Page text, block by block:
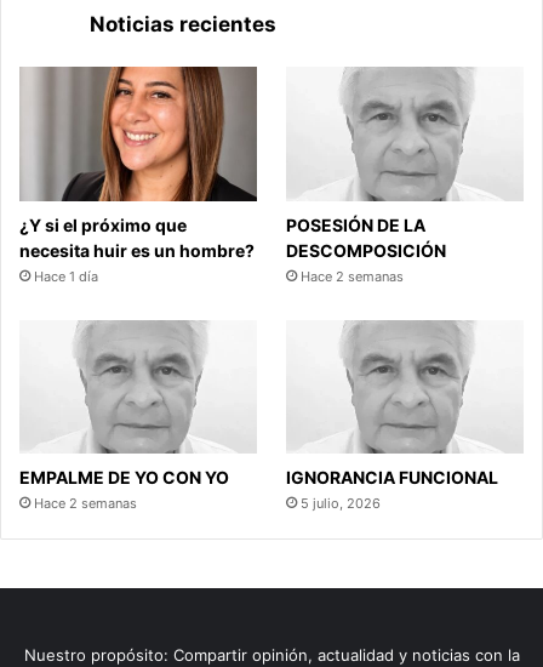
Noticias recientes
¿Y si el próximo que
necesita huir es un hombre?
Hace 1 día
POSESIÓN DE LA
DESCOMPOSICIÓN
Hace 2 semanas
EMPALME DE YO CON YO
Hace 2 semanas
IGNORANCIA FUNCIONAL
5 julio, 2026
Nuestro propósito: Compartir opinión, actualidad y noticias con la